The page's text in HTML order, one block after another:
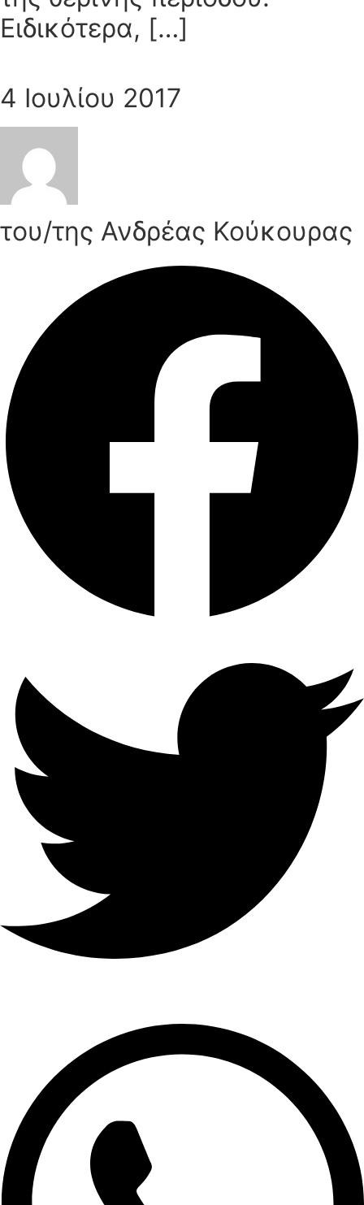
Ειδικότερα, […]
4 Ιουλίου 2017
του/της Ανδρέας Κούκουρας